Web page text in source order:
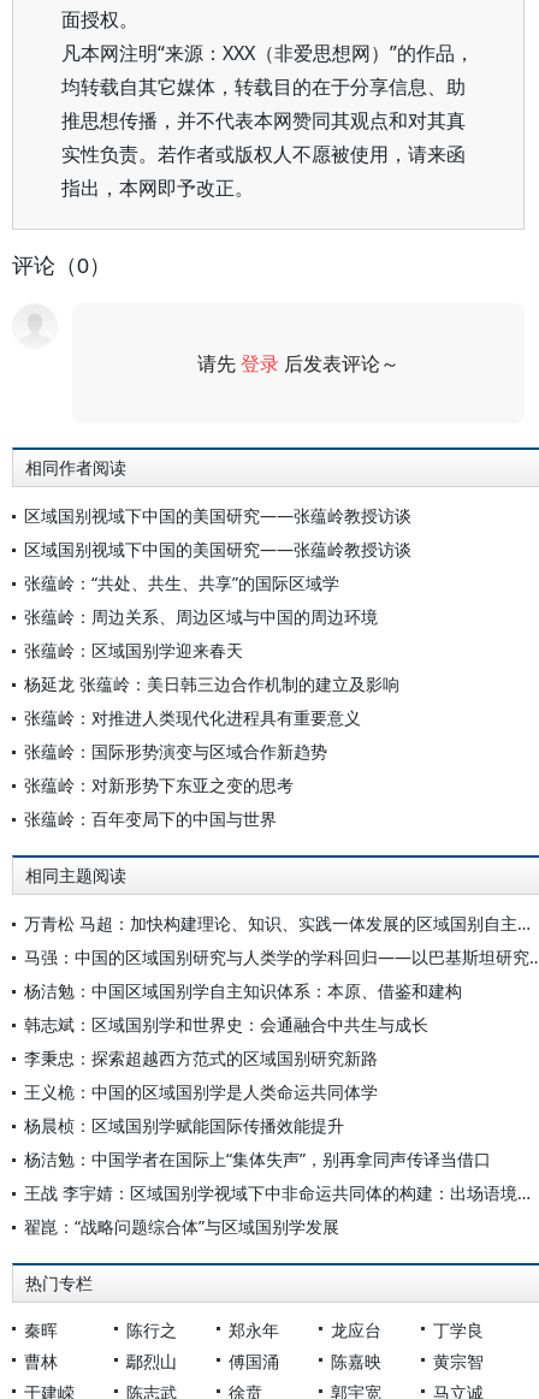
面授权。
凡本网注明“来源：XXX（非爱思想网）”的作品，
均转载自其它媒体，转载目的在于分享信息、助
推思想传播，并不代表本网赞同其观点和对其真
实性负责。若作者或版权人不愿被使用，请来函
指出，本网即予改正。
评论（0）
请先登录 后发表评论～
相同作者阅读
区域国别视域下中国的美国研究——张蕴岭教授访谈
区域国别视域下中国的美国研究——张蕴岭教授访谈
张蕴岭：“共处、共生、共享”的国际区域学
张蕴岭：周边关系、周边区域与中国的周边环境
张蕴岭：区域国别学迎来春天
杨延龙 张蕴岭：美日韩三边合作机制的建立及影响
张蕴岭：对推进人类现代化进程具有重要意义
张蕴岭：国际形势演变与区域合作新趋势
张蕴岭：对新形势下东亚之变的思考
张蕴岭：百年变局下的中国与世界
相同主题阅读
万青松 马超：加快构建理论、知识、实践一体发展的区域国别自主知识体系
马强：中国的区域国别研究与
杨洁勉：中国区域国别学自主知识体系：本原、借鉴和建构
韩志斌：区域国别学和世界史：会通融合中共生与成长
李秉忠：探索超越西方范式的区域国别研究新路
王义桅：中国的区域国别学是人类命运共同体学
杨晨桢：区域国别学赋能国际传播效能提升
杨洁勉：中国学者在国际上“集体失声”，别再拿同声传译当借口
王战 李宇婧：区域国别学视域下中非命运共同体的构建：出场语境、科学内涵与当代价值
翟崑：“战略问题综合体”与区域国别学发展
热门专栏
秦晖 陈行之 郑永年 龙应台
丁学良
曹林
鄢烈山 傅国涌 陈嘉映
黄宗智
于建嵘
陈志武 徐贲 郭宇宽 马立诚